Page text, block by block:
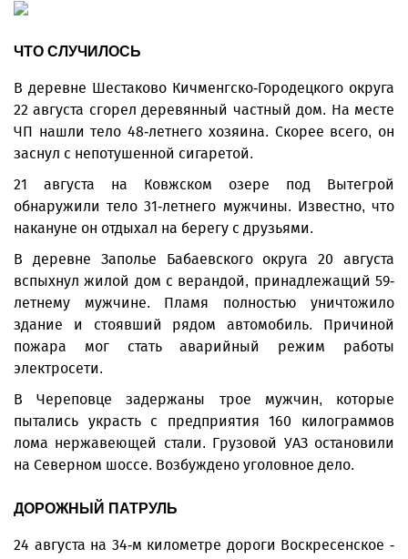
ЧТО СЛУЧИЛОСЬ
В деревне Шестаково Кичменгско-Городецкого округа
22 августа сгорел деревянный частный дом. На месте
ЧП нашли тело 48-летнего хозяина. Скорее всего, он
заснул с непотушенной сигаретой.
21 августа на Ковжском озере под Вытегрой
обнаружили тело 31-летнего мужчины. Известно, что
накануне он отдыхал на берегу с друзьями.
В деревне Заполье Бабаевского округа 20 августа
вспыхнул жилой дом с верандой, принадлежащий 59-
летнему мужчине. Пламя полностью уничтожило
здание и стоявший рядом автомобиль. Причиной
пожара мог стать аварийный режим работы
электросети.
В Череповце задержаны трое мужчин, которые
пытались украсть с предприятия 160 килограммов
лома нержавеющей стали. Грузовой УАЗ остановили
на Северном шоссе. Возбуждено уголовное дело.
ДОРОЖНЫЙ ПАТРУЛЬ
24 августа на 34-м километре дороги Воскресенское -